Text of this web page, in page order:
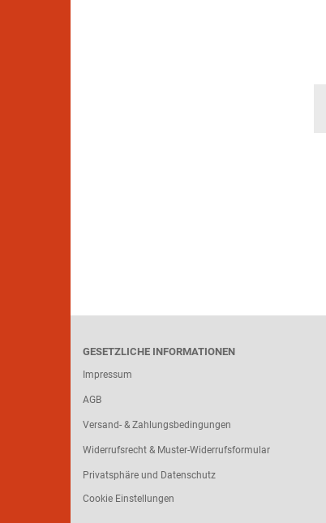
GESETZLICHE INFORMATIONEN
Impressum
AGB
Versand- & Zahlungsbedingungen
Widerrufsrecht & Muster-Widerrufsformular
Privatsphäre und Datenschutz
Cookie Einstellungen